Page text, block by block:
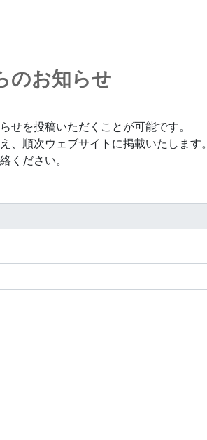
のお知らせ
せを投稿いただくことが可能です。
、順次ウェブサイトに掲載いたします。
ください。